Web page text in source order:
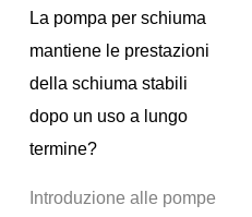
La pompa per schiuma
mantiene le prestazioni
della schiuma stabili
dopo un uso a lungo
termine?
Introduzione alle pompe